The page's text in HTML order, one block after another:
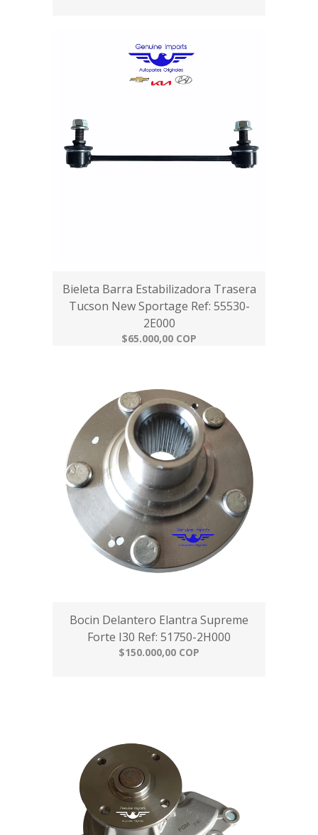
Bieleta Barra Estabilizadora Trasera
Tucson New Sportage Ref: 55530-
2E000
$65.000,00 COP
Bocin Delantero Elantra Supreme
Forte I30 Ref: 51750-2H000
$150.000,00 COP